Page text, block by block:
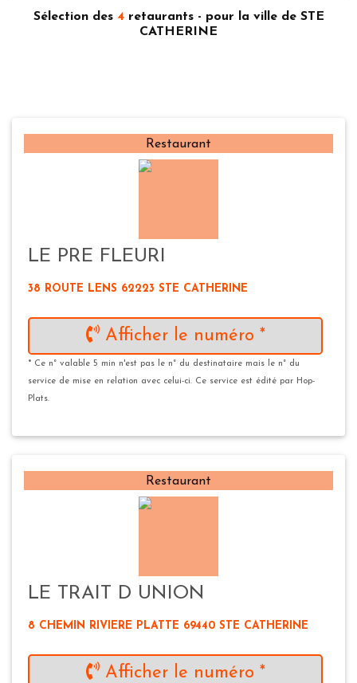
Sélection des 4retaurants - pour la ville de STE
CATHERINE
Restaurant
LE PRE FLEURI
38 ROUTE LENS 62223 STE CATHERINE
Afficher le numéro *
* Ce n° valable 5 min n'est pas le n° du destinataire mais le n° du
service de mise en relation avec celui-ci. Ce service est édité par Hop-
Plats.
Restaurant
LE TRAIT D UNION
8 CHEMIN RIVIERE PLATTE 69440 STE CATHERINE
Afficher le numéro *